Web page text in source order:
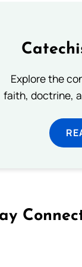
Explore the
faith, doctrine,